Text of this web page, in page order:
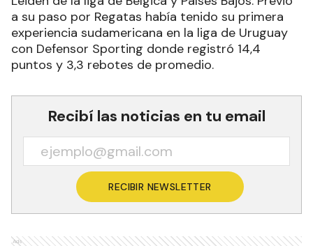
a su paso por Regatas había tenido su primera
experiencia sudamericana en la liga de Uruguay
con Defensor Sporting donde registró 14,4
puntos y 3,3 rebotes de promedio.
Recibí las noticias en tu email
RECIBIR NEWSLETTER
Ads